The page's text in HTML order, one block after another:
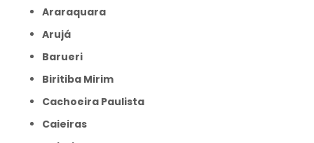
Araraquara
Arujá
Barueri
Biritiba Mirim
Cachoeira Paulista
Caieiras